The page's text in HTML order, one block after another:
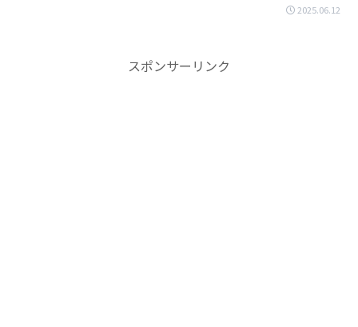
2025.06.12
スポンサーリンク